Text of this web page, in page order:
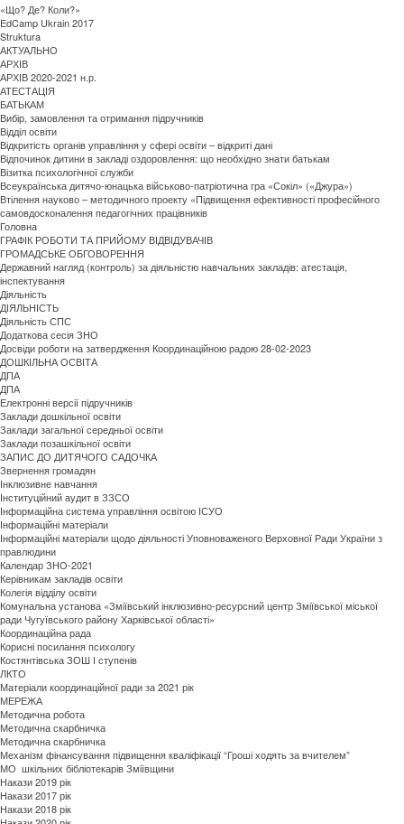
«Що? Де? Коли?»
EdCamp Ukrain 2017
Struktura
АКТУАЛЬНО
АРХІВ
АРХІВ 2020-2021 н.р.
АТЕСТАЦІЯ
БАТЬКАМ
Вибір, замовлення та отримання підручників
Відділ освіти
Відкритість органів управління у сфері освіти – відкриті дані
Відпочинок дитини в закладі оздоровлення: що необхідно знати батькам
Візитка психологічної служби
Всеукраїнська дитячо-юнацька військово-патріотична гра «Сокіл» («Джура»)
Втілення науково – методичного проекту «Підвищення ефективності професійного
самовдосконалення педагогічних працівників
Головна
ГРАФІК РОБОТИ ТА ПРИЙОМУ ВІДВІДУВАЧІВ
ГРОМАДСЬКЕ ОБГОВОРЕННЯ
Державний нагляд (контроль) за діяльністю навчальних закладів: атестація,
інспектування
Діяльність
ДІЯЛЬНІСТЬ
Діяльність СПС
Додаткова сесія ЗНО
Досвіди роботи на затвердження Координаційною радою 28-02-2023
ДОШКІЛЬНА ОСВІТА
ДПА
ДПА
Електронні версії підручників
Заклади дошкільної освіти
Заклади загальної середньої освіти
Заклади позашкільної освіти
ЗАПИС ДО ДИТЯЧОГО САДОЧКА
Звернення громадян
Інклюзивне навчання
Інституційний аудит в ЗЗСО
Інформаційна система управління освітою ІСУО
Інформаційні матеріали
Інформаційні матеріали щодо діяльності Уповноваженого Верховної Ради України з
правлюдини
Календар ЗНО-2021
Керівникам закладів освіти
Колегія відділу освіти
Комунальна установа «Зміївський інклюзивно-ресурсний центр Зміївської міської
ради Чугуївського району Харківської області»
Координаційна рада
Корисні посилання психологу
Костянтівська ЗОШ І ступенів
ЛКТО
Матеріали координаційної ради за 2021 рік
МЕРЕЖА
Методична робота
Методична скарбничка
Методична скарбничка
Механізм фінансування підвищення кваліфікації “Гроші ходять за вчителем”
МО шкільних бібліотекарів Зміївщини
Накази 2019 рік
Накази 2017 рік
Накази 2018 рік